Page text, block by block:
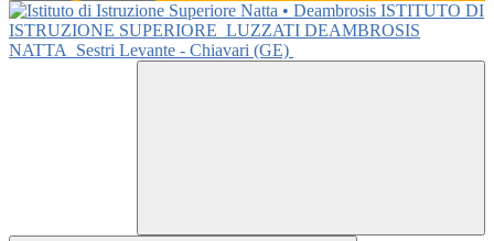
ISTITUTO DI
ISTRUZIONE SUPERIORE LUZZATI DEAMBROSIS
NATTA
Sestri Levante - Chiavari (GE)